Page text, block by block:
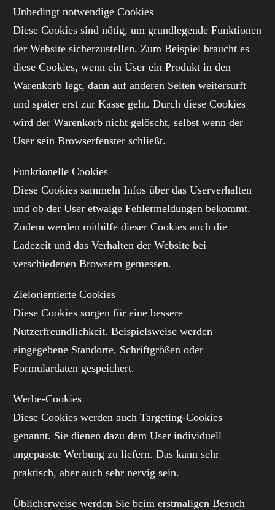
Unbedingt notwendige Cookies
Diese Cookies sind nötig, um grundlegende Funktionen
der Website sicherzustellen. Zum Beispiel braucht es
diese Cookies, wenn ein User ein Produkt in den
Warenkorb legt, dann auf anderen Seiten weitersurft
und später erst zur Kasse geht. Durch diese Cookies
wird der Warenkorb nicht gelöscht, selbst wenn der
User sein Browserfenster schließt.
Funktionelle Cookies
Diese Cookies sammeln Infos über das Userverhalten
und ob der User etwaige Fehlermeldungen bekommt.
Zudem werden mithilfe dieser Cookies auch die
Ladezeit und das Verhalten der Website bei
verschiedenen Browsern gemessen.
Zielorientierte Cookies
Diese Cookies sorgen für eine bessere
Nutzerfreundlichkeit. Beispielsweise werden
eingegebene Standorte, Schriftgrößen oder
Formulardaten gespeichert.
Werbe-Cookies
Diese Cookies werden auch Targeting-Cookies
genannt. Sie dienen dazu dem User individuell
angepasste Werbung zu liefern. Das kann sehr
praktisch, aber auch sehr nervig sein.
Üblicherweise werden Sie beim erstmaligen Besuch